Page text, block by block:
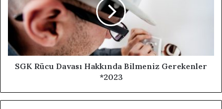
SGK Rücu Davası Hakkında Bilmeniz Gerekenler
*2023